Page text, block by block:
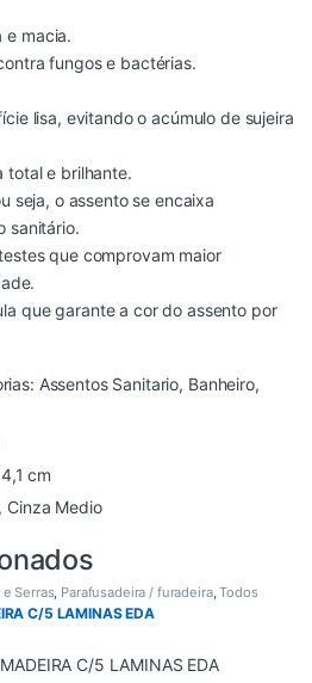
e macia.
fungos e bactérias.
lisa, evitando o acúmulo de sujeira
total e brilhante.
seja, o assento se encaixa
sanitário.
que comprovam maior
que garante a cor do assento por
Assentos Sanitario, Banheiro,
cm
, Cinza Medio
e Serras, Parafusadeira / furadeira,Todos
C/5 LAMINAS EDA